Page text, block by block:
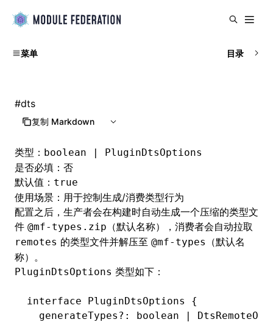
菜单 目录
#dts
复制 Markdown
类型： boolean | PluginDtsOptions
是否必填：否
默认值： true
使用场景：用于控制生成/消费类型行为
配置之后，生产者会在构建时自动生成一个压缩的类型文
件 @mf-types.zip （默认名称），消费者会自动拉取
remotes 的类型文件并解压至 @mf-types
（默认名
称）。
PluginDtsOptions 类型如下：
interface PluginDtsOptions
{
  generateTypes
?: boolean |